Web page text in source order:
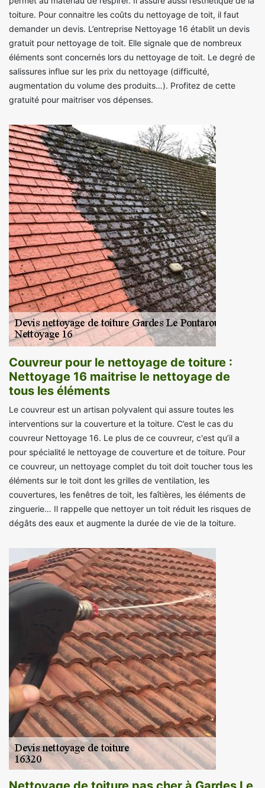
toiture. Pour connaitre les coûts du nettoyage de toit, il faut
demander un devis. L’entreprise Nettoyage 16 établit un devis
gratuit pour nettoyage de toit. Elle signale que de nombreux
éléments sont concernés lors du nettoyage de toit. Le degré de
salissures influe sur les prix du nettoyage (difficulté,
augmentation du volume des produits…). Profitez de cette
gratuité pour maitriser vos dépenses.
Couvreur pour le nettoyage de toiture :
Nettoyage 16 maitrise le nettoyage de
tous les éléments
Le couvreur est un artisan polyvalent qui assure toutes les
interventions sur la couverture et la toiture. C’est le cas du
couvreur Nettoyage 16. Le plus de ce couvreur, c'est qu’il a
pour spécialité le nettoyage de couverture et de toiture. Pour
ce couvreur, un nettoyage complet du toit doit toucher tous les
éléments sur le toit dont les grilles de ventilation, les
couvertures, les fenêtres de toit, les faîtières, les éléments de
zinguerie… Il rappelle que nettoyer un toit réduit les risques de
dégâts des eaux et augmente la durée de vie de la toiture.